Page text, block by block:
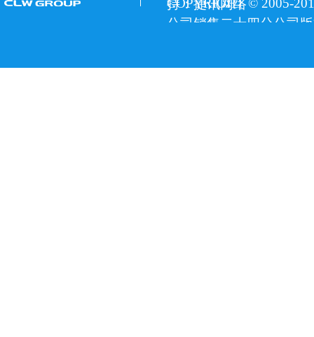
持：捷讯网络
COPYRIGHT © 2005-
公司销售二十四分公司